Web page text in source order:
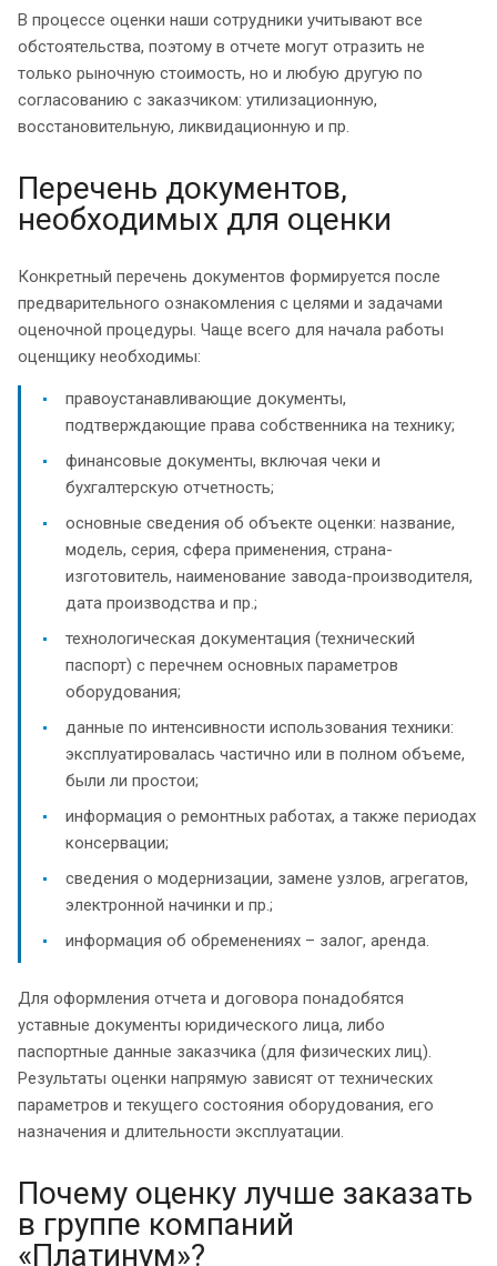
В процессе оценки наши сотрудники учитывают все
обстоятельства, поэтому в отчете могут отразить не
только рыночную стоимость, но и любую другую по
согласованию с заказчиком: утилизационную,
восстановительную, ликвидационную и пр.
Перечень документов,
необходимых для оценки
Конкретный перечень документов формируется после
предварительного ознакомления с целями и задачами
оценочной процедуры. Чаще всего для начала работы
оценщику необходимы:
правоустанавливающие документы,
подтверждающие права собственника на технику;
финансовые документы, включая чеки и
бухгалтерскую отчетность;
основные сведения об объекте оценки: название,
модель, серия, сфера применения, страна-
изготовитель, наименование завода-производителя,
дата производства и пр.;
технологическая документация (технический
паспорт) с перечнем основных параметров
оборудования;
данные по интенсивности использования техники:
эксплуатировалась частично или в полном объеме,
были ли простои;
информация о ремонтных работах, а также периодах
консервации;
сведения о модернизации, замене узлов, агрегатов,
электронной начинки и пр.;
информация об обременениях – залог, аренда.
Для оформления отчета и договора понадобятся
уставные документы юридического лица, либо
паспортные данные заказчика (для физических лиц).
Результаты оценки напрямую зависят от технических
параметров и текущего состояния оборудования, его
назначения и длительности эксплуатации.
Почему оценку лучше заказать
в группе компаний
«Платинум»?